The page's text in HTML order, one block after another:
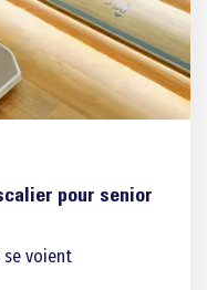
pour senior
se voient